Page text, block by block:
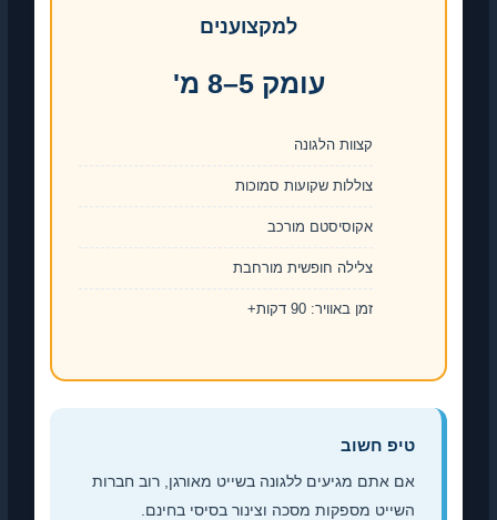
למקצוענים
עומק 5–8 מ'
קצוות הלגונה
צוללות שקועות סמוכות
אקוסיסטם מורכב
צלילה חופשית מורחבת
זמן באוויר: 90 דקות+
טיפ חשוב
אם אתם מגיעים ללגונה בשייט מאורגן, רוב חברות
השייט מספקות מסכה וצינור בסיסי בחינם.